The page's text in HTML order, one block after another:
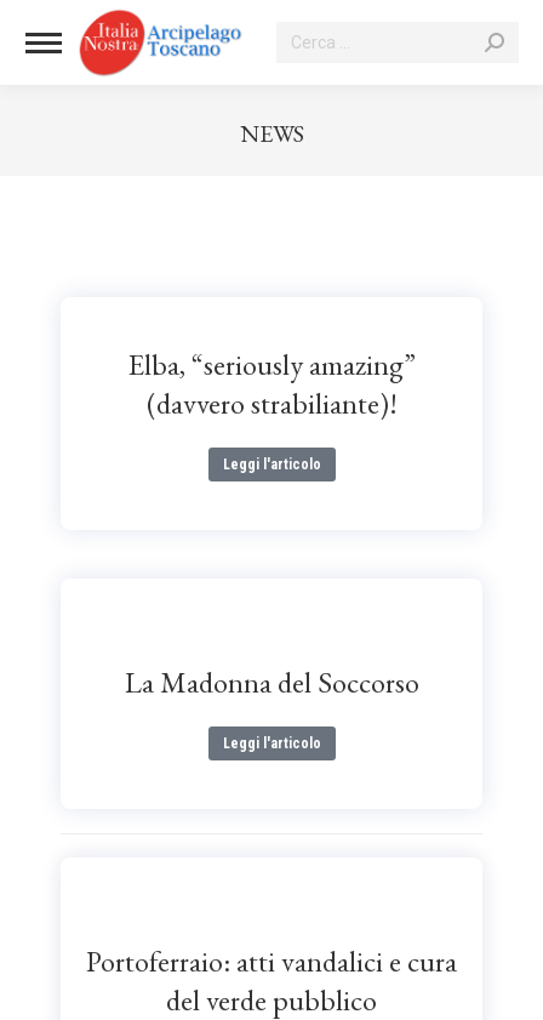
NEWS
Elba, “seriously amazing”
(davvero strabiliante)!
Leggi l'articolo
La Madonna del Soccorso
Leggi l'articolo
Portoferraio: atti vandalici e cura
del verde pubblico